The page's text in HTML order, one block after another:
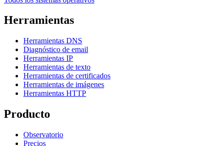
Herramientas
Herramientas DNS
Diagnóstico de email
Herramientas IP
Herramientas de texto
Herramientas de certificados
Herramientas de imágenes
Herramientas HTTP
Producto
Observatorio
Precios